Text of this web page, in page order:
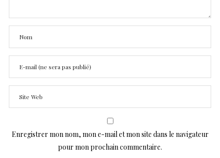
Enregistrer mon nom, mon e-mail et mon site dans le navigateur
pour mon prochain commentaire.